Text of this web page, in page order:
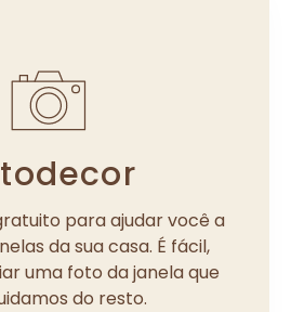
para ajudar você a
da sua casa. É fácil,
uma foto da janela que
do resto.